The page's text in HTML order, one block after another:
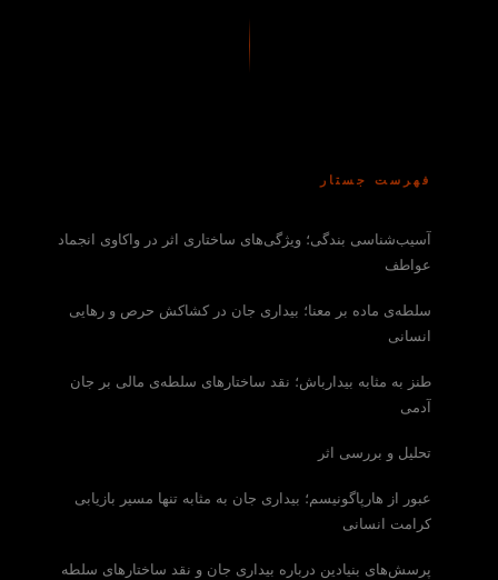
فهرست جستار
آسیب‌شناسی بندگی؛ ویژگی‌های ساختاری اثر در واکاوی انجماد
عواطف
سلطه‌ی ماده بر معنا؛ بیداری جان در کشاکش حرص و رهایی
انسانی
طنز به مثابه بیدارباش؛ نقد ساختارهای سلطه‌ی مالی بر جان
آدمی
تحلیل و بررسی اثر
عبور از هارپاگونیسم؛ بیداری جان به مثابه تنها مسیر بازیابی
کرامت انسانی
پرسش‌های بنیادین درباره بیداری جان و نقد ساختارهای سلطه